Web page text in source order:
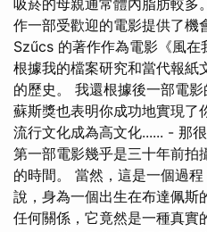
吸菸的母親通常體內脂肪較多
作一部受歡迎的電影提供了
Szűcs 的著作作為電影《風
根據我的檔案研究和當代報
的歷史。 我還根據後一部電
蘇斯獎也表明你成功地實現了
流行文化成為高文化...... - 那
第一部電影幾乎是三十年前拍
的時間。 當然，這是一個過
說，身為一個出生在布達佩斯
任何關係，它竟然是一種真實